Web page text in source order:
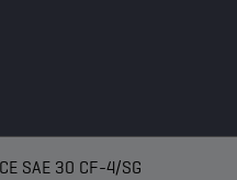
SAE 30 CF-4/SG